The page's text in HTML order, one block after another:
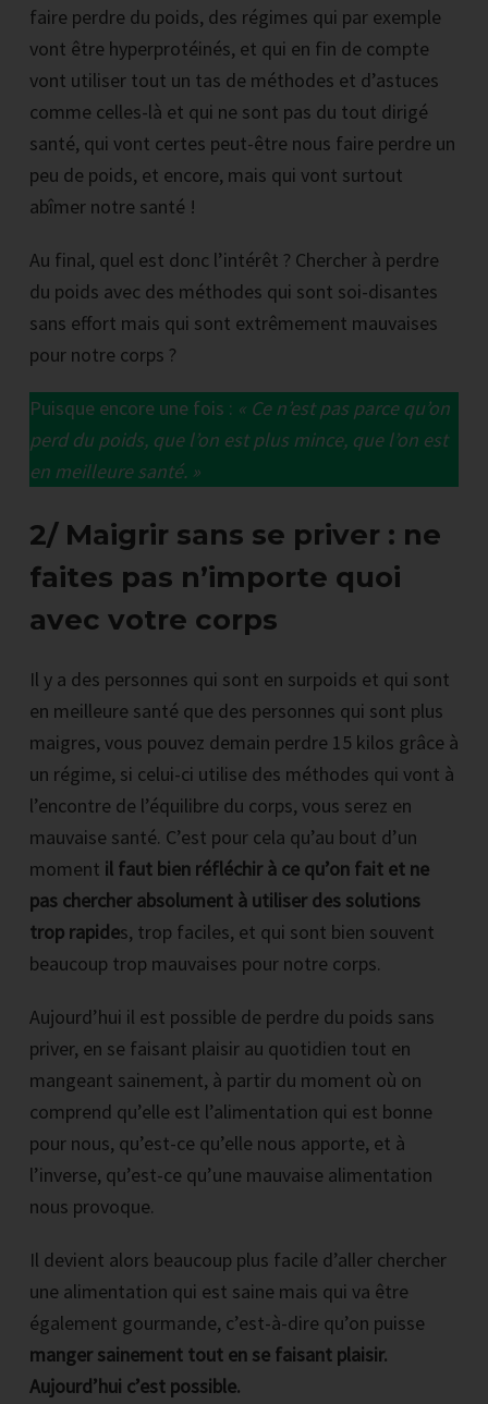
faire perdre du poids, des régimes qui par exemple
vont être hyperprotéinés, et qui en fin de compte
vont utiliser tout un tas de méthodes et d’astuces
comme celles-là et qui ne sont pas du tout dirigé
santé, qui vont certes peut-être nous faire perdre un
peu de poids, et encore, mais qui vont surtout
abîmer notre santé !
Au final, quel est donc l’intérêt ? Chercher à perdre
du poids avec des méthodes qui sont soi-disantes
sans effort mais qui sont extrêmement mauvaises
pour notre corps ?
Puisque encore une fois : « Ce n’est pas parce qu’on
perd du poids, que l’on est plus mince, que l’on est
en meilleure santé. »
2/ Maigrir sans se priver : ne
faites pas n’importe quoi
avec votre corps
Il y a des personnes qui sont en surpoids et qui sont
en meilleure santé que des personnes qui sont plus
maigres, vous pouvez demain perdre 15 kilos grâce à
un régime, si celui-ci utilise des méthodes qui vont à
l’encontre de l’équilibre du corps, vous serez en
mauvaise santé. C’est pour cela qu’au bout d’un
moment il faut bien réfléchir à ce qu’on fait et ne
pas chercher absolument à utiliser des solutions
trop rapides, trop faciles, et qui sont bien souvent
beaucoup trop mauvaises pour notre corps.
Aujourd’hui il est possible de perdre du poids sans
priver, en se faisant plaisir au quotidien tout en
mangeant sainement, à partir du moment où on
comprend qu’elle est l’alimentation qui est bonne
pour nous, qu’est-ce qu’elle nous apporte, et à
l’inverse, qu’est-ce qu’une mauvaise alimentation
nous provoque.
Il devient alors beaucoup plus facile d’aller chercher
une alimentation qui est saine mais qui va être
également gourmande, c’est-à-dire qu’on puisse
manger sainement tout en se faisant plaisir.
Aujourd’hui c’est possible.